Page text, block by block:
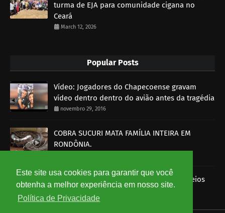
Este site usa cookies para garantir que você
obtenha a melhor experiência em nosso site.
Política de Privacidade
turma de EJA para comunidade cigana no
Ceará
March 12, 2026
Popular Posts
Vídeo: Jogadores do Chapecoense gravam
vídeo dentro dentro do avião antes da tragédia
novembro 29, 2016
COBRA SUCURI MATA FAMÍLIA INTEIRA EM
RONDÔNIA.
Imagens mostram funcionários dos Correios
roubando encomendas
agosto 07, 2014